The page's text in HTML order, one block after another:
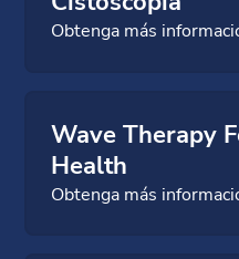
Obtenga más
Wave Therapy
Health
Obtenga más